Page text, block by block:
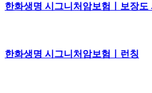
한화생명 시그니처암보험ㅣ보장도
한화생명 시그니처암보험ㅣ런칭